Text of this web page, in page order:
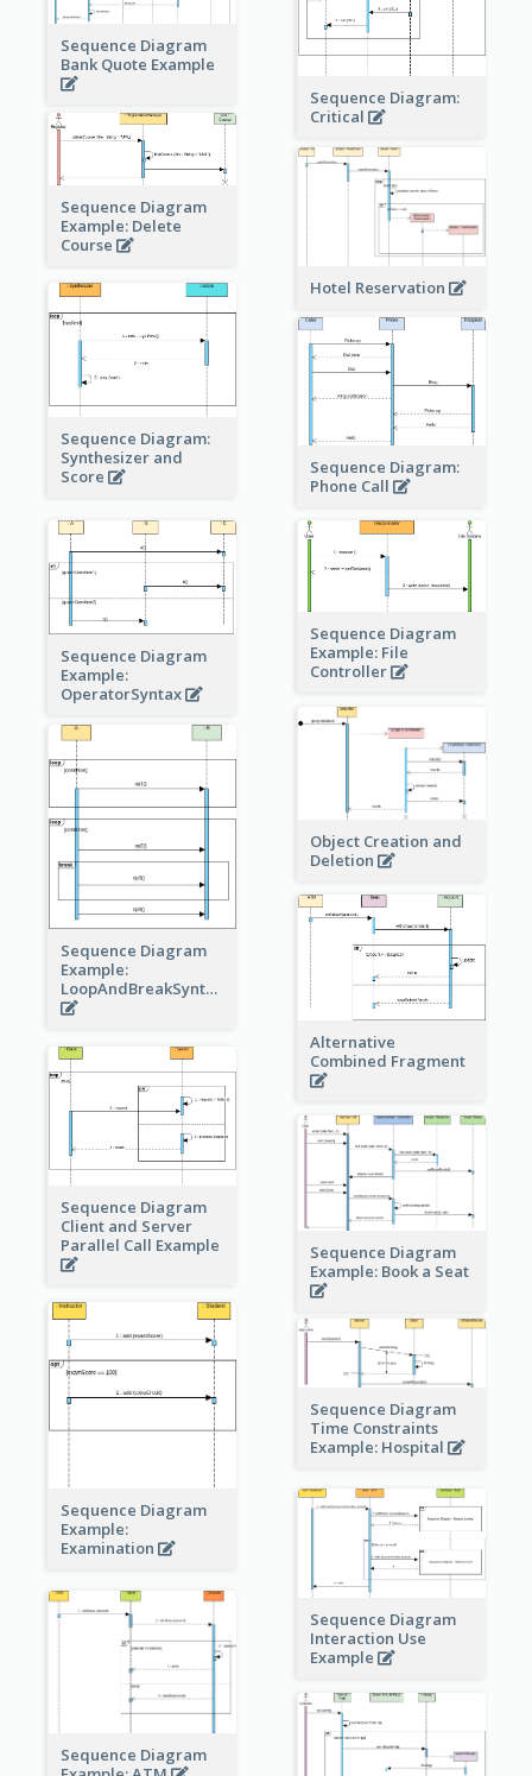
Sequence Diagram:
Critical
Sequence Diagram
Bank Quote Example
Sequence Diagram
Example: Delete
Course
Hotel Reservation
Sequence Diagram:
Synthesizer and
Score
Sequence Diagram:
Phone Call
Sequence Diagram
Example:
OperatorSyntax
Sequence Diagram
Example: File
Controller
Object Creation and
Deletion
Sequence Diagram
Example:
LoopAndBreakSyntax
Alternative
Combined Fragment
Sequence Diagram
Client and Server
Parallel Call Example
Sequence Diagram
Example: Book a Seat
Sequence Diagram
Example:
Examination
Sequence Diagram
Time Constraints
Example: Hospital
Sequence Diagram
Interaction Use
Example
Sequence Diagram